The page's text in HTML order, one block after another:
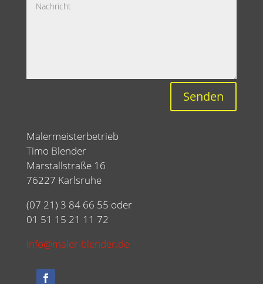
Senden
Malermeisterbetrieb
Timo Blender
Marstallstraße 16
76227 Karlsruhe
(07 21) 3 84 66 55 oder
01 51 15 21 11 72
info@maler-blender.de